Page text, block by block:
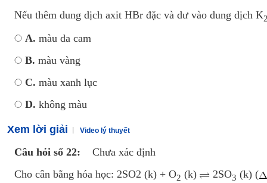
Nếu thêm dung dịch axit HBr đặc và dư vào dung dịch K
A. màu da cam
B. màu vàng
C. màu xanh lục
D. không màu
Xem lời giải Video lý thuyết
Câu hỏi số 22:
Chưa xác định
Cho cân bằng hóa học: 2SO2 (k) + O2 (k) 2SO3 (k) (